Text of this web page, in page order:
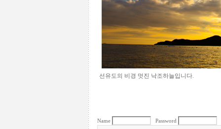
선유도의 비경 멋진 낙조하늘입니다.
Name Password